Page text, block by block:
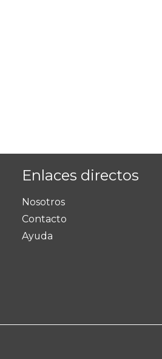
Enlaces directos
Nosotros
Contacto
Ayuda